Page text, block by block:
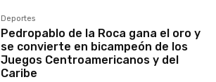
Deportes
Pedropablo de la Roca gana el oro y
se convierte en bicampeón de los
Juegos Centroamericanos y del
Caribe